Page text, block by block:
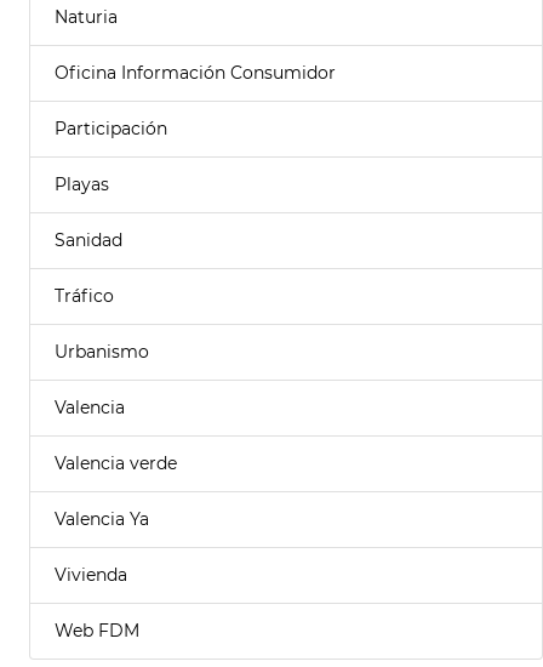
Naturia
Oficina Información Consumidor
Participación
Playas
Sanidad
Tráfico
Urbanismo
Valencia
Valencia verde
Valencia Ya
Vivienda
Web FDM